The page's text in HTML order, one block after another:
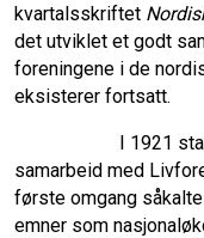
kvartalsskriftet
det utviklet et godt
foreningene i de
eksisterer fortsatt.
I 1921 startet
samarbeid med
første omgang
emner som